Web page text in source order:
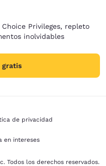
Privileges, repleto
inolvidables
gratis
de privacidad
en intereses
Todos los derechos reservados.